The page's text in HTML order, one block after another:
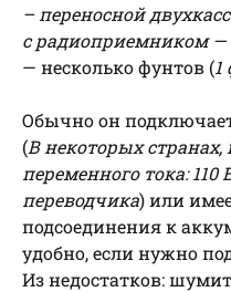
– переносной
с радиоприемником
— несколько фунтов (1
Обычно он
(В некоторых
переменного тока: 110
переводчика) или
подсоединения к
удобно, если нужно
Из недостатков: